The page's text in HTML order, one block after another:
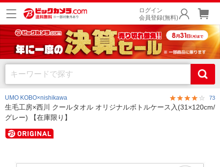
ログイン
会員登録(無料)
UMO KOBO×nishikawa 73
生毛工房×西川 クールタオル オリジナルボトルケース入(31×120cm/
グレー) 【在庫限り】